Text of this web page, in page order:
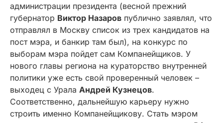
администрации президента (весной прежний
губернатор Виктор Назаров публично заявлял, что
отправлял в Москву список из трех кандидатов на
пост мэра, и банкир там был), на конкурс по
выборам мэра пойдет сам Компанейщиков. У
нового главы региона на кураторство внутренней
политики уже есть свой проверенный человек –
выходец с Урала Андрей Кузнецов.
Соответственно, дальнейшую карьеру нужно
строить именно Компанейщикову. Стать мэром